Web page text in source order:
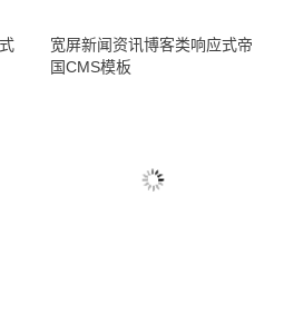
宽屏新闻资讯博客类响应式帝
国CMS模板